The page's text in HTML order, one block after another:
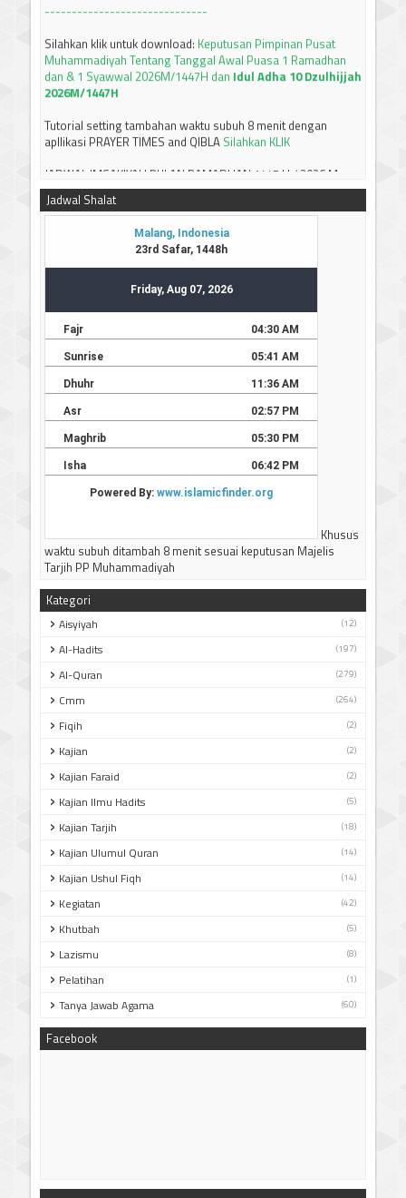
Muhammadiyah Tentang Tanggal Awal Puasa 1 Ramadhan
2026M/1447H
Tutorial setting tambahan waktu subuh 8 menit dengan
apllikasi PRAYER TIMES and QIBLA
JADWAL IMSAKIYAH BULAN RAMADHAN 1447 H / 2026 M
JAWA TIMURSilahkan bisa didownload
Jadwal Shalat
Khusus
waktu subuh ditambah 8 menit sesuai keputusan Majelis
Tarjih PP Muhammadiyah
Kategori
Aisyiyah (12)
Al-Hadits (197)
Al-Quran (279)
Cmm (264)
Fiqih (2)
Kajian (2)
Kajian Faraid (2)
Kajian Ilmu Hadits (5)
Kajian Tarjih (18)
Kajian Ulumul Quran (14)
Kajian Ushul Fiqh (14)
Kegiatan (42)
Khutbah (5)
Lazismu (8)
Pelatihan (1)
Tanya Jawab Agama (60)
Facebook